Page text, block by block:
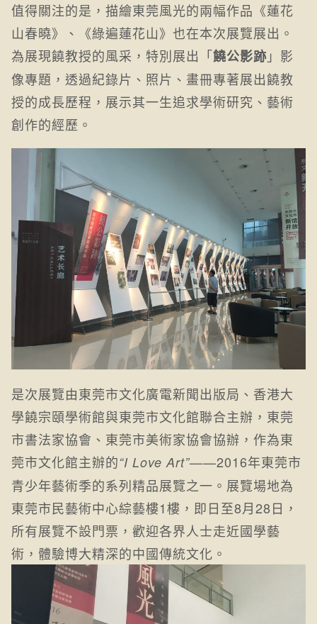
值得關注的是，描繪東莞風光的兩幅作品《蓮花
山春曉》、《綠遍蓮花山》也在本次展覽展出。
為展現饒教授的風采，特別展出「饒公影跡」影
像專題，透過紀錄片、照片、畫冊專著展出饒教
授的成長歷程，展示其一生追求學術研究、藝術
創作的經歷。
是次展覽由東莞市文化廣電新聞出版局、香港大
學饒宗頤學術館與東莞市文化館聯合主辦，東莞
市書法家協會、東莞市美術家協會協辦，作為東
莞市文化館主辦的“I Love Art”——2016年東莞市
青少年藝術季的系列精品展覽之一。展覽場地為
東莞市民藝術中心綜藝樓1樓，即日至8月28日，
所有展覽不設門票，歡迎各界人士走近國學藝
術，體驗博大精深的中國傳統文化。